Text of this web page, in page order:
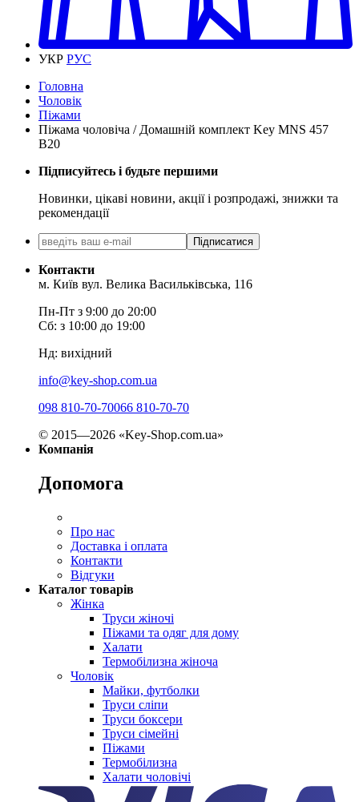
УКР РУС
Головна
Чоловік
Піжами
Піжама чоловіча / Домашній комплект Key MNS 457
B20
Підписуйтесь і будьте першими
Новинки, цікаві новини, акції і розпродажі, знижки та
рекомендації
Підписатися
Контакти
м. Київ вул. Велика Васильківська, 116
Пн-Пт з 9:00 до 20:00
Сб: з 10:00 до 19:00
Нд: вихідний
info@key-shop.com.ua
098 810-70-70066 810-70-70
© 2015—2026 «Key-Shop.com.ua»
Компанія
Допомога
Про нас
Доставка і оплата
Контакти
Відгуки
Каталог товарів
Жінка
Труси жіночі
Піжами та одяг для дому
Халати
Термобілизна жіноча
Чоловік
Майки, футболки
Труси сліпи
Труси боксери
Труси сімейні
Піжами
Термобілизна
Халати чоловічі